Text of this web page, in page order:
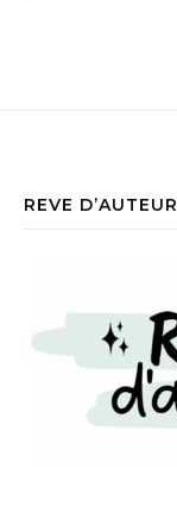
REVE D’AUTEUR